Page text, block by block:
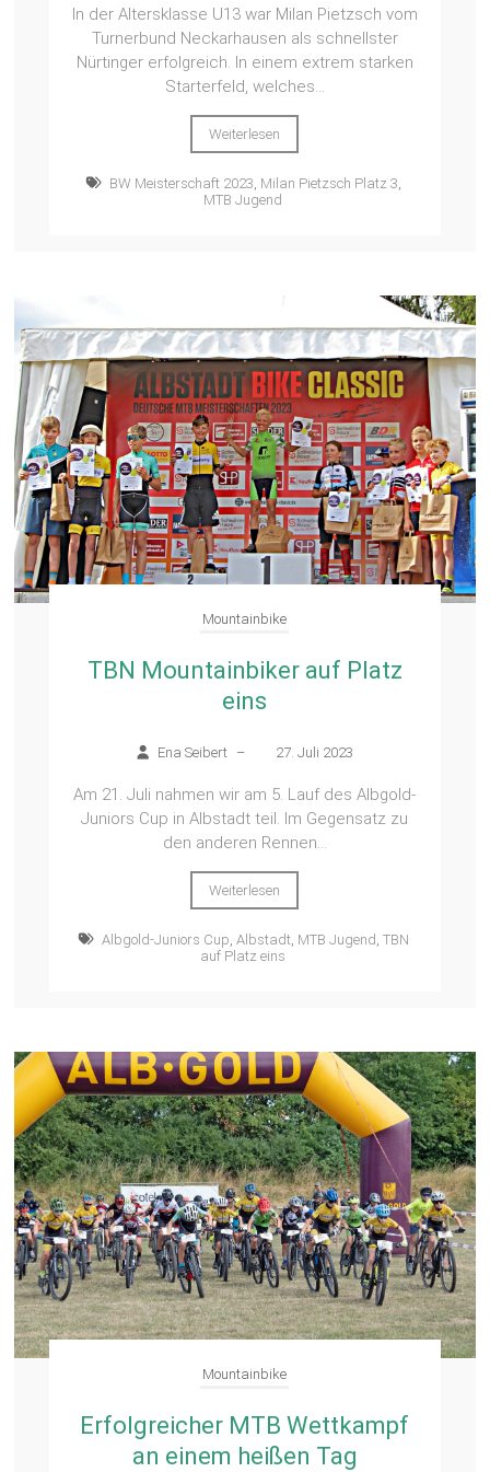
In der Altersklasse U13 war Milan Pietzsch vom
Turnerbund Neckarhausen als schnellster
Nürtinger erfolgreich. In einem extrem starken
Starterfeld, welches...
Weiterlesen
BW Meisterschaft 2023 Milan Pietzsch Platz 3
MTB Jugend
Mountainbike
TBN Mountainbiker auf Platz
eins
Ena Seibert – 27. Juli 2023
Am 21. Juli nahmen wir am 5. Lauf des Albgold-
Juniors Cup in Albstadt teil. Im Gegensatz zu
den anderen Rennen...
Weiterlesen
Albgold-Juniors Cup ,Albstadt MTB Jugend ,TBN
auf Platz eins
Mountainbike
Erfolgreicher MTB Wettkampf
an einem heißen Tag